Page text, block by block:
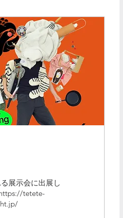
展示会に出展し
tetete-